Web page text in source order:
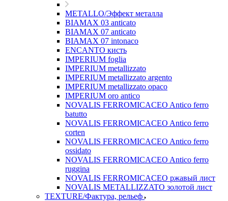
METALLO/Эффект металла
BIAMAX 03 anticato
BIAMAX 07 anticato
BIAMAX 07 intonaco
ENCANTO кисть
IMPERIUM foglia
IMPERIUM metallizzato
IMPERIUM metallizzato argento
IMPERIUM metallizzato opaco
IMPERIUM oro antico
NOVALIS FERROMICACEO Antico ferro
batutto
NOVALIS FERROMICACEO Antico ferro
corten
NOVALIS FERROMICACEO Antico ferro
ossidato
NOVALIS FERROMICACEO Antico ferro
ruggina
NOVALIS FERROMICACEO ржавый лист
NOVALIS METALLIZZATO золотой лист
TEXTURE/Фактура, рельеф